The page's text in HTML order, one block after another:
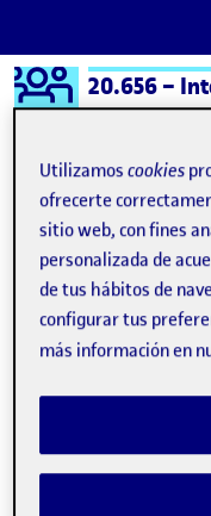
Saltar al contenido
Logo Ágora
Semestre 20252 - Aula 1
Folio
Publicado por
Folio
Fecha
Utilizamoscookies
ofrecerte
sitio web, con fines
personalizada de
de tus hábitos de
configurar tus
más información en